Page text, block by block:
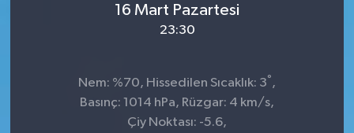
16 Mart Pazartesi
23:30
Nem: %70, Hissedilen Sıcaklık: 3° ,
Basınç: 1014 hPa, Rüzgar: 4 km/s,
Çiy Noktası: -5.6,